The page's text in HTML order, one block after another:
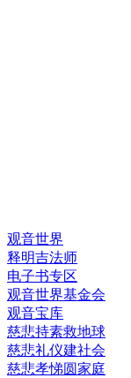
观音世界
释明吉法师
电子书专区
观音世界基金会
观音宝库
慈悲持素救地球
慈悲礼仪建社会
慈悲孝悌圆家庭